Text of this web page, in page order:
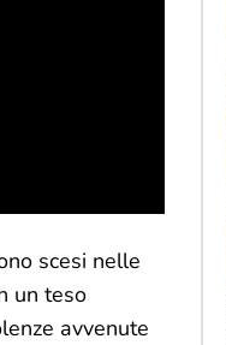
scesi nelle
un teso
avvenute